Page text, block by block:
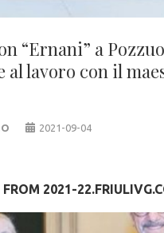
“Ernani” a
al lavoro con il
2021-09-04
2021-